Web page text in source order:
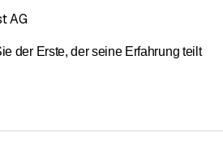
AG
der Erste, der seine Erfahrung teilt